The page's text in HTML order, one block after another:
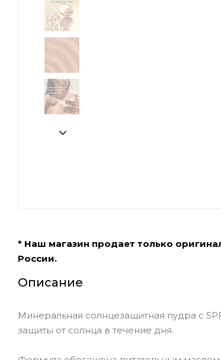
* Наш магазин продает только
России.
Описание
Минеральная солнцезащитная пудра с
защиты от солнца в течение дня.